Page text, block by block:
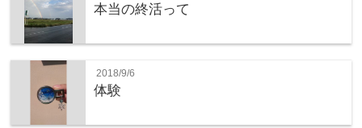
本当の終活って
2018/9/6
体験